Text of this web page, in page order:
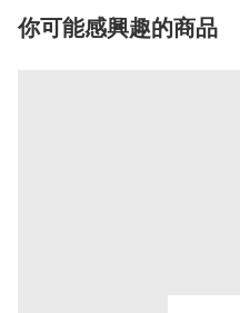
你可能感興趣的商品